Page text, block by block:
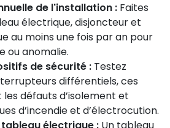
de l'installation : Faites
électrique, disjoncteur et
au moins une fois par an pour
ou anomalie.
de sécurité : Testez
différentiels, ces
défauts d’isolement et
d’incendie et d’électrocution.